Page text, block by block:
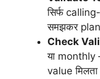
सिर्फ
समझकर
Check
या
value मिलता